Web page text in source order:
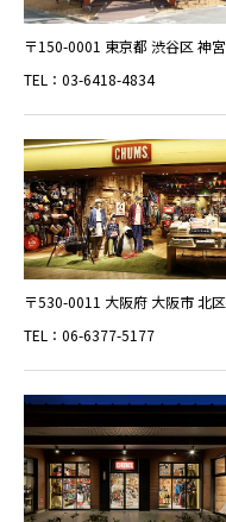
〒150-0001 東京都 渋谷区 神
TEL：03-6418-4834
〒530-0011 大阪府 大阪市 北
TEL：06-6377-5177